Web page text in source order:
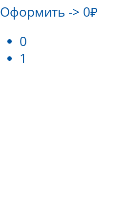
Оформить -> 0₽
0
1